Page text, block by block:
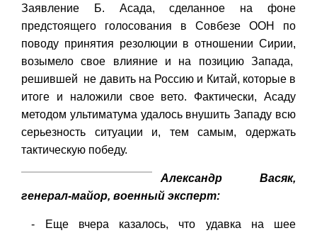
Заявление Б. Асада, сделанное на фоне
предстоящего голосования в Совбезе ООН по
поводу принятия резолюции в отношении Сирии,
возымело свое влияние и на позицию Запада,
решившей не давить на Россию и Китай, которые в
итоге и наложили свое вето. Фактически, Асаду
методом ультиматума удалось внушить Западу всю
серьезность ситуации и, тем самым, одержать
тактическую победу.
Александр Васяк,
генерал-майор, военный эксперт:
- Еще вчера казалось, что удавка на шее